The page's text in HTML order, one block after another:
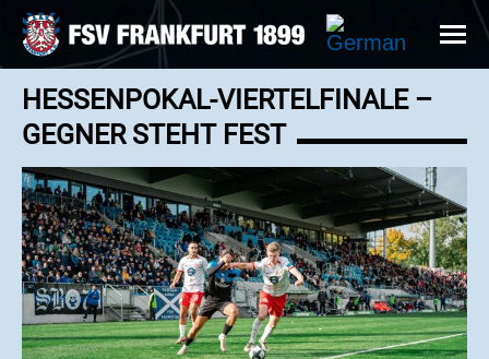
HESSENPOKAL-VIERTELFINALE –
GEGNER STEHT FEST